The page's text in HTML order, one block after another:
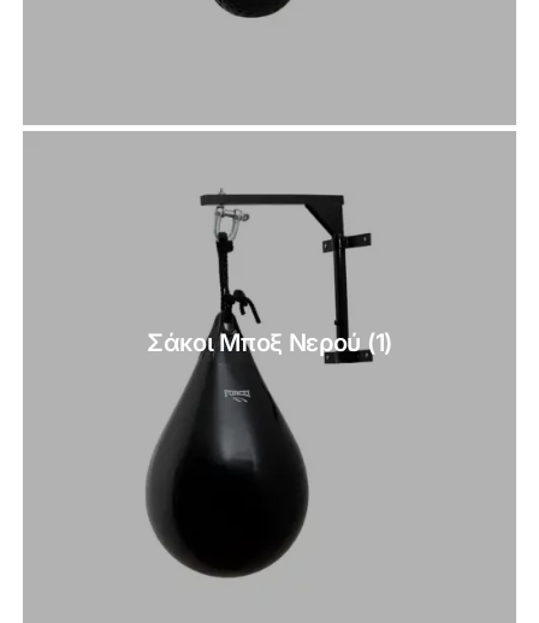
Σάκοι Μποξ Νερού(1)